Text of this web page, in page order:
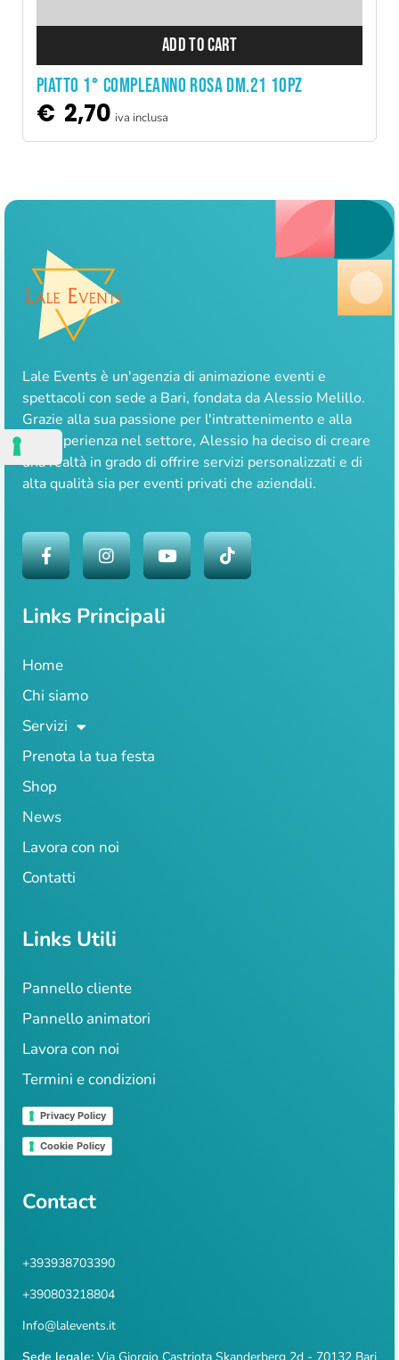
ADD TO CART
PIATTO 1° COMPLEANNO ROSA DM.21 10PZ
€ 2,70 iva inclusa
Lale Events è un'agenzia di animazione eventi e
spettacoli con sede a Bari, fondata da Alessio Melillo.
Grazie alla sua passione per l'intrattenimento e alla
sua esperienza nel settore, Alessio ha deciso di creare
una realtà in grado di offrire servizi personalizzati e di
alta qualità sia per eventi privati che aziendali.
Links Principali
Home
Chi siamo
Servizi
Prenota la tua festa
Shop
News
Lavora con noi
Contatti
Links Utili
Pannello cliente
Pannello animatori
Lavora con noi
Termini e condizioni
Privacy Policy
Cookie Policy
Contact
+393938703390
+390803218804
Info@lalevents.it